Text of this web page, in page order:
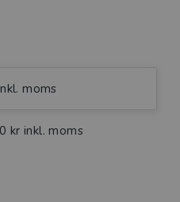
moms
kr inkl. moms